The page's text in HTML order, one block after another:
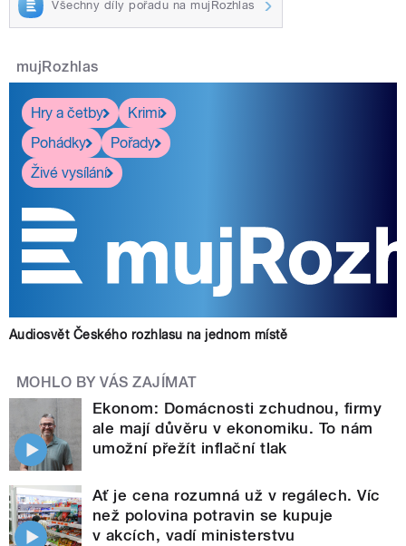
Všechny díly pořadu na mujRozhlas
mujRozhlas
Hry a četby
Krimi
Pohádky
Pořady
Živé vysílání
Audiosvět Českého rozhlasu na jednom místě
MOHLO BY VÁS ZAJÍMAT
Ekonom: Domácnosti zchudnou, firmy
ale mají důvěru v ekonomiku. To nám
umožní přežít inflační tlak
Ať je cena rozumná už v regálech. Víc
než polovina potravin se kupuje
v akcích, vadí ministerstvu